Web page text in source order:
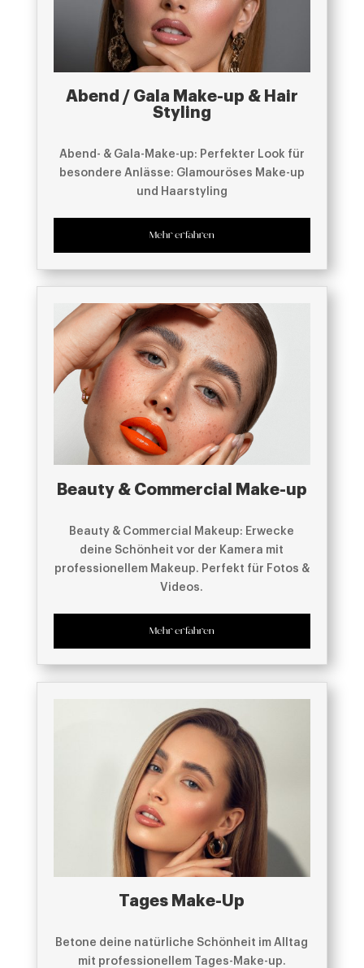
Abend / Gala Make-up & Hair
Styling
Abend- & Gala-Make-up: Perfekter Look für
besondere Anlässe: Glamouröses Make-up
und Haarstyling
Mehr erfahren
Beauty & Commercial Make-up
Beauty & Commercial Makeup: Erwecke
deine Schönheit vor der Kamera mit
professionellem Makeup. Perfekt für Fotos &
Videos.
Mehr erfahren
Tages Make-Up
Betone deine natürliche Schönheit im Alltag
mit professionellem Tages-Make-up.